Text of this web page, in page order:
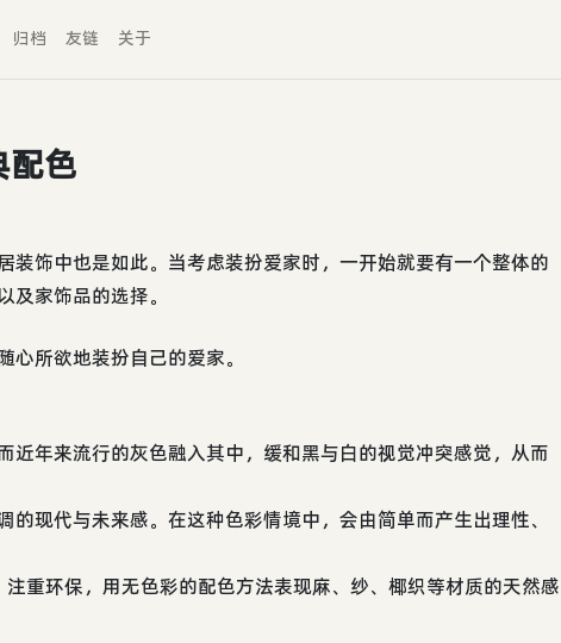
归档 友链 关于
色
装饰中也是如此。当考虑装扮爱家时，一开始就要有一个整体的
及家饰品的选择。
所欲地装扮自己的爱家。
近年来流行的灰色融入其中，缓和黑与白的视觉冲突感觉，从而
现代与未来感。在这种色彩情境中，会由简单而产生出理性、
重环保，用无色彩的配色方法表现麻、纱、椰织等材质的天然感